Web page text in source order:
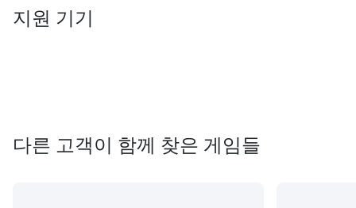
지원 기기
다른 고객이 함께 찾은 게임들